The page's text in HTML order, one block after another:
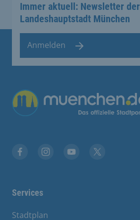
Immer aktuell: Newsletter der
Landeshauptstadt München
Anmelden
Übergreifende Links
Services
Stadtplan